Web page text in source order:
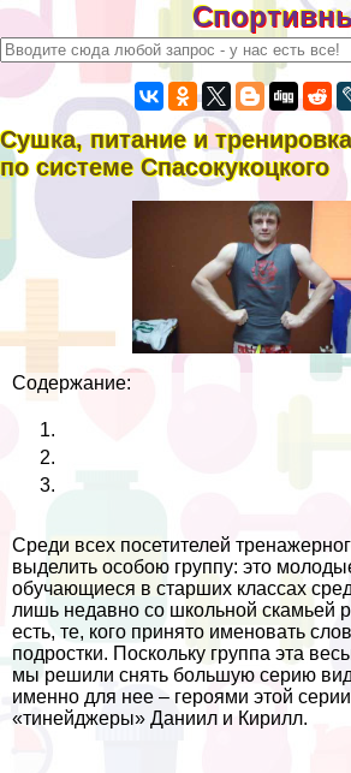
Сушка, питание и
по системе Спасокукоцкого
Содержание:
Среди всех посетителей
выделить особою группу: это
обучающиеся в старших классах
лишь недавно со школьной скамьей
есть, те, кого принято именовать
подростки. Поскольку группа эта
мы решили снять большую серию
именно для нее – героями этой серии
«тинейджеры» Даниил и Кирилл.